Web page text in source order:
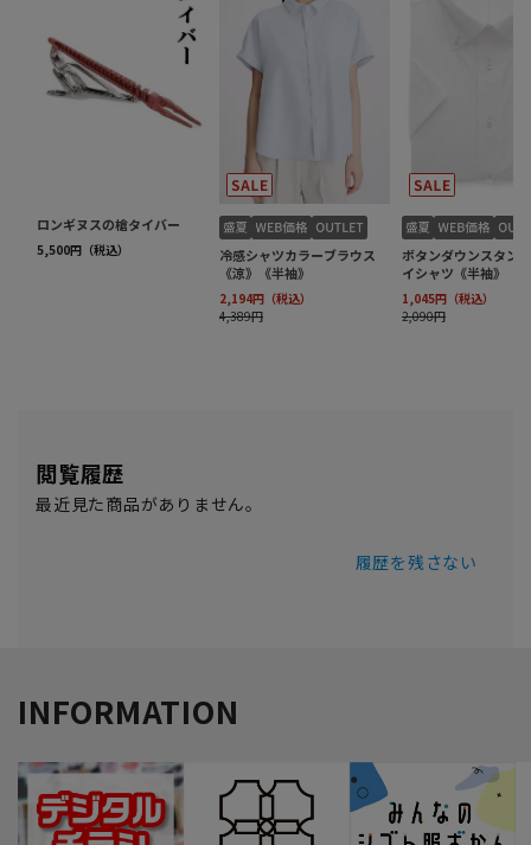
閲覧履歴
最近見た商品がありません。
履歴を残さない
INFORMATION